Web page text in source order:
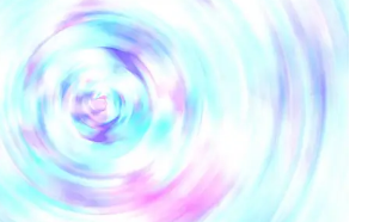
山｜サラスヴァティ 藤 燐光先生
市｜Body healing Mani
知市｜千里眼